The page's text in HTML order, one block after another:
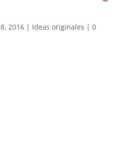
2016| Ideas originales | 0